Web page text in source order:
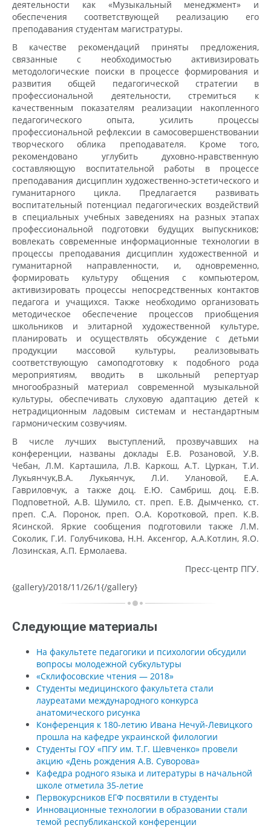
деятельности как «Музыкальный менеджмент» и
обеспечения соответствующей реализацию его
преподавания студентам магистратуры.
В качестве рекомендаций приняты предложения,
связанные с необходимостью активизировать
методологические поиски в процессе формирования и
развития общей педагогической стратегии в
профессиональной деятельности, стремиться к
качественным показателям реализации накопленного
педагогического опыта, усилить процессы
профессиональной рефлексии в самосовершенствовании
творческого облика преподавателя. Кроме того,
рекомендовано углубить духовно-нравственную
составляющую воспитательной работы в процессе
преподавания дисциплин художественно-эстетического и
гуманитарного цикла. Предлагается развивать
воспитательный потенциал педагогических воздействий
в специальных учебных заведениях на разных этапах
профессиональной подготовки будущих выпускников;
вовлекать современные информационные технологии в
процессы преподавания дисциплин художественной и
гуманитарной направленности, и, одновременно,
формировать культуру общения с компьютером,
активизировать процессы непосредственных контактов
педагога и учащихся. Также необходимо организовать
методическое обеспечение процессов приобщения
школьников и элитарной художественной культуре,
планировать и осуществлять обсуждение с детьми
продукции массовой культуры, реализовывать
соответствующую самоподготовку к подобного рода
мероприятиям, вводить в школьный репертуар
многообразный материал современной музыкальной
культуры, обеспечивать слуховую адаптацию детей к
нетрадиционным ладовым системам и нестандартным
гармоническим созвучиям.
В числе лучших выступлений, прозвучавших на
конференции, названы доклады Е.В. Розановой, У.В.
Чебан, Л.М. Карташила, Л.В. Каркош, А.Т. Цуркан, Т.И.
Лукьянчук,В.А. Лукьянчук, Л.И. Улановой, Е.А.
Гавриловчук, а также доц. Е.Ю. Самбриш, доц. Е.В.
Подповетной, А.В. Шумило, ст. преп. Е.В. Дымченко, ст.
преп. С.А. Поронок, преп. О.А. Коротковой, преп. К.В.
Ясинской. Яркие сообщения подготовили также Л.М.
Соколик, Г.И. Голубчикова, Н.Н. Аксенгор, А.А.Котлин, Я.О.
Лозинская, А.П. Ермолаева.
Пресс-центр ПГУ.
{gallery}/2018/11/26/1{/gallery}
Следующие материалы
На факультете педагогики и психологии обсудили
вопросы молодежной субкультуры
«Склифосовские чтения — 2018»
Студенты медицинского факультета стали
лауреатами международного конкурса
анатомического рисунка
Конференция к 180-летию Ивана Нечуй-Левицкого
прошла на кафедре украинской филологии
Студенты ГОУ «ПГУ им. Т.Г. Шевченко» провели
акцию «День рождения А.В. Суворова»
Кафедра родного языка и литературы в начальной
школе отметила 35-летие
Первокурсников ЕГФ посвятили в студенты
Инновационные технологии в образовании стали
темой республиканской конференции